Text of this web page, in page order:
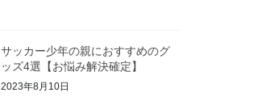
サッカー少年の親におすすめのグ
ッズ4選【お悩み解決確定】
2023年8月10日